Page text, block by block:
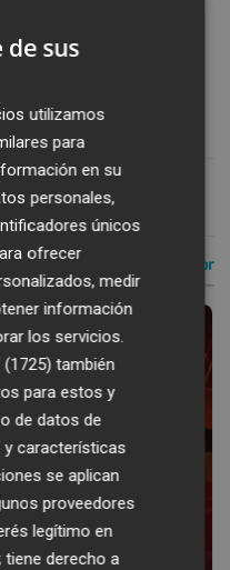
pronto y ojalá
convenga a
reciente
sobre su futuro.
de sus
utilizamos
para
en su
personales,
únicos
ofrecer
medir
información
los servicios.
también
para estos y
de datos de
características
se aplican
proveedores
legítimo en
derecho a